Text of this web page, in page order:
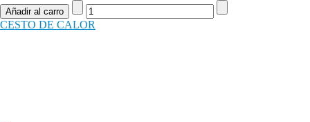
CESTO DE CALOR